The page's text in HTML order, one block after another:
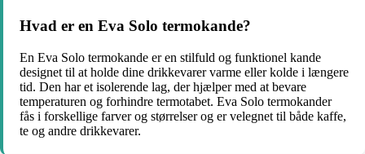
Hvad er en Eva Solo termokande?
En Eva Solo termokande er en stilfuld og funktionel kande
designet til at holde dine drikkevarer varme eller kolde i længere
tid. Den har et isolerende lag, der hjælper med at bevare
temperaturen og forhindre termotabet. Eva Solo termokander
fås i forskellige farver og størrelser og er velegnet til både kaffe,
te og andre drikkevarer.